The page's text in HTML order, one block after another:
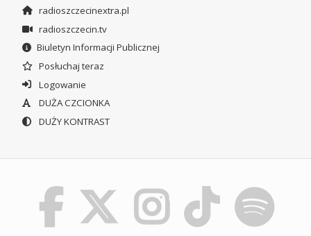
radioszczecinextra.pl
radioszczecin.tv
Biuletyn Informacji Publicznej
Posłuchaj teraz
Logowanie
DUŻA CZCIONKA
DUŻY KONTRAST